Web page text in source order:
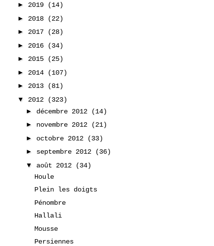
► 2019
(14)
► 2018
(22)
► 2017
(28)
► 2016
(34)
► 2015
(25)
► 2014
(107)
► 2013
(81)
▼ 2012
(323)
► décembre 2012
(14)
► novembre 2012
(21)
► octobre 2012
(33)
► septembre 2012
(36)
▼ août 2012
(34)
Houle
Plein les doigts
Pénombre
Hallali
Mousse
Persiennes